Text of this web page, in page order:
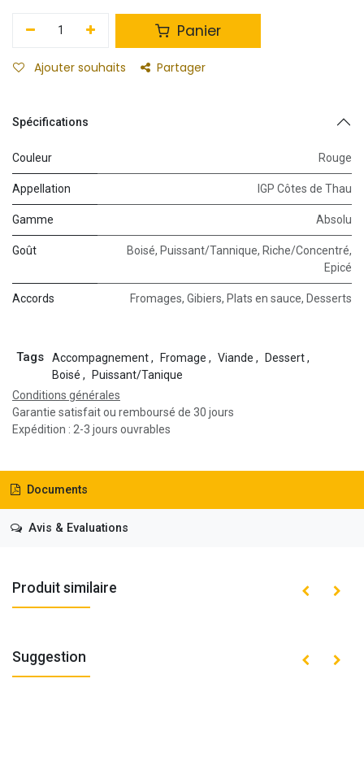
Panier
Ajouter souhaits Partager
Spécifications
Couleur Rouge
Appellation IGP Côtes de Thau
Gamme Absolu
Goût Boisé, Puissant/Tannique, Riche/Concentré,
Epicé
Accords Fromages, Gibiers, Plats en sauce, Desserts
Tags Accompagnement, Fromage , Viande , Dessert,
Boisé ,
Puissant/Tanique
Conditions générales
Garantie satisfait ou remboursé de 30 jours
Expédition : 2-3 jours ouvrables
Documents
Avis & Evaluations
Produit similaire
Suggestion